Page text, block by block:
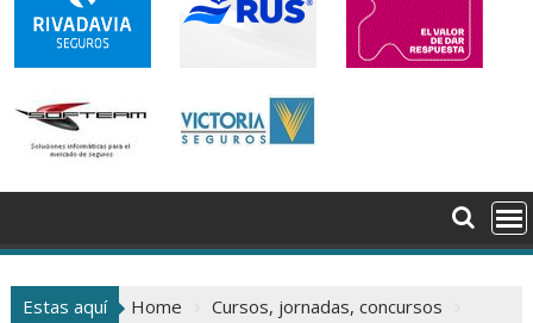
Estas aquí Home
Cursos, jornadas, concursos